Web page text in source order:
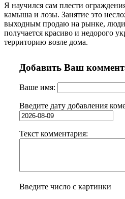
Я научился сам плести
камыша и лозы. Занятие это
выходным продаю на рынке,
получается красиво и недорого
территорию возле дома.
Добавить Ваш
Ваше имя:
Введите дату добавления
Текст комментария:
Введите число с картинки